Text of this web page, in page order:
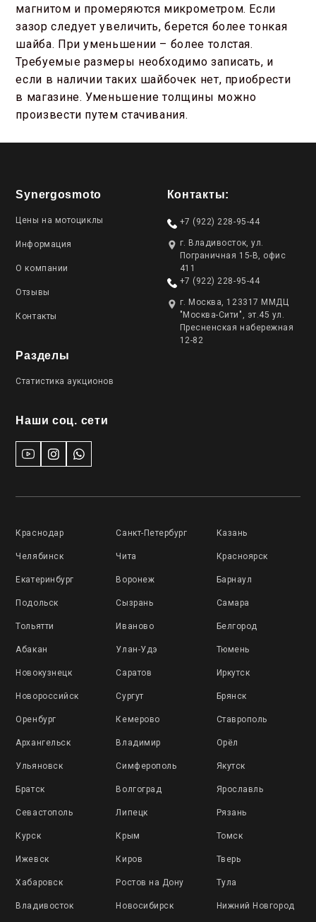
магнитом и промеряются микрометром. Если
зазор следует увеличить, берется более тонкая
шайба. При уменьшении – более толстая.
Требуемые размеры необходимо записать, и
если в наличии таких шайбочек нет, приобрести
в магазине. Уменьшение толщины можно
произвести путем стачивания.
Synergosmoto
Цены на мотоциклы
Информация
О компании
Отзывы
Контакты
Разделы
Статистика аукционов
Наши соц. сети
Контакты:
+7 (922) 228-95-44
г. Владивосток, ул.
Пограничная 15-В, офис
411
+7 (922) 228-95-44
г. Москва, 123317 ММДЦ
"Москва-Сити", эт.45 ул.
Пресненская набережная
12-82
Краснодар Санкт-Петербург Казань
Челябинск Чита Красноярск
Екатеринбург Воронеж Барнаул
Подольск Сызрань Самара
Тольятти Иваново Белгород
Абакан Улан-Удэ Тюмень
Новокузнецк Саратов Иркутск
Новороссийск Сургут Брянск
Оренбург Кемерово Ставрополь
Архангельск Владимир Орёл
Ульяновск Симферополь Якутск
Братск Волгоград Ярославль
Севастополь Липецк Рязань
Курск Крым Томск
Ижевск Киров Тверь
Хабаровск Ростов на Дону Тула
Владивосток Новосибирск Нижний Новгород